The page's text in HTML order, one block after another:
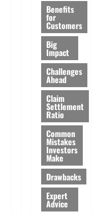
Benefits
for
Customers
Big
Impact
Challenges
Ahead
Claim
Settlement
Ratio
Common
Mistakes
Investors
Make
Drawbacks
Expert
Advice